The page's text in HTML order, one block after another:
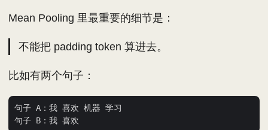
Mean Pooling 里最重要的细节是：
不能把 padding token 算进去。
比如有两个句子：
句子 A：我 喜欢 机器 学习